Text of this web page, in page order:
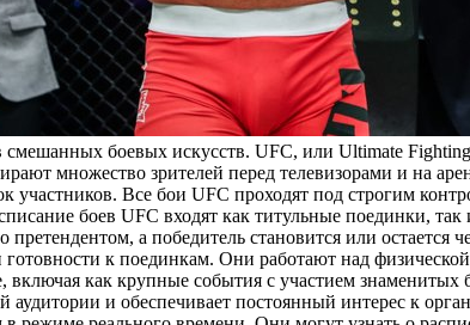
боевых искусств. UFC, или Ultimate
множество зрителей перед телевизорами и на
участников. Все бои UFC проходят под строгим
боев UFC входят как титульные поединки,
претендентом, а победитель становится или
готовности к поединкам. Они работают над
включая как крупные события с участием
и обеспечивает постоянный интерес к